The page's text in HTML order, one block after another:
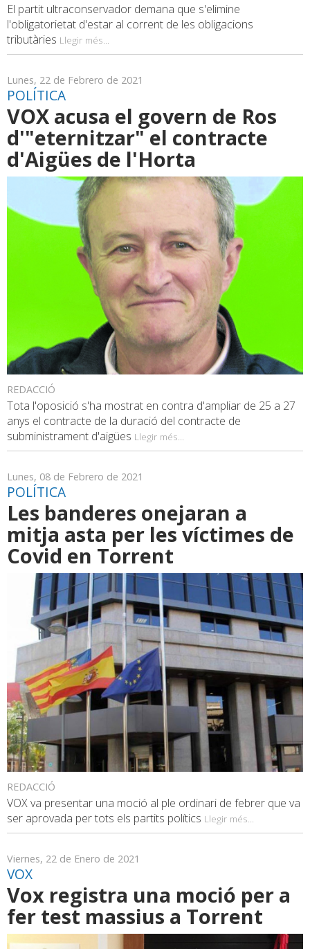
El partit ultraconservador demana que s'elimine
l'obligatorietat d'estar al corrent de les obligacions
tributàries Llegir més...
Lunes, 22 de Febrero de 2021
POLÍTICA
VOX acusa el govern de Ros
d'"eternitzar" el contracte
d'Aigües de l'Horta
REDACCIÓ
Tota l'oposició s'ha mostrat en contra d'ampliar de 25 a 27
anys el contracte de la duració del contracte de
subministrament d'aigües Llegir més...
Lunes, 08 de Febrero de 2021
POLÍTICA
Les banderes onejaran a
mitja asta per les víctimes de
Covid en Torrent
REDACCIÓ
VOX va presentar una moció al ple ordinari de febrer que va
ser aprovada per tots els partits polítics Llegir més...
Viernes, 22 de Enero de 2021
VOX
Vox registra una moció per a
fer test massius a Torrent